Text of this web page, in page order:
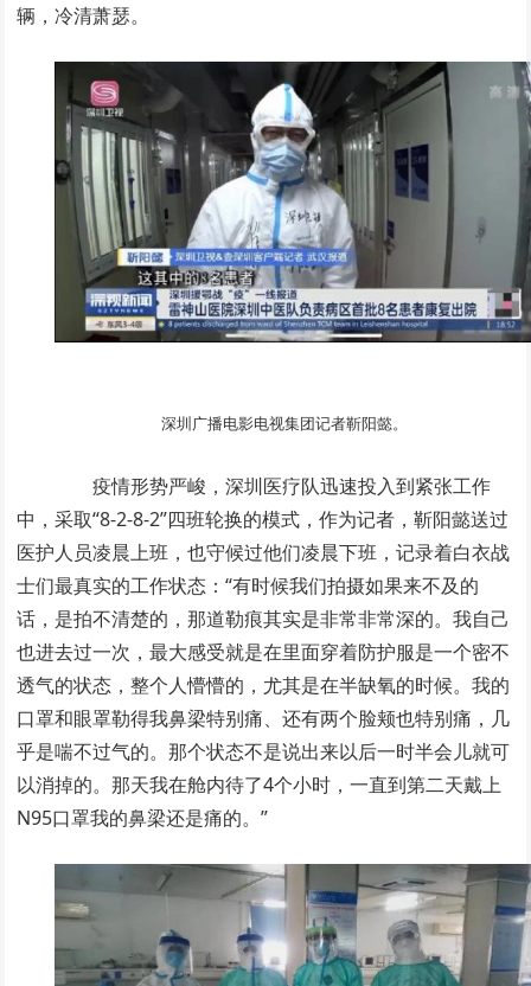
辆，冷清萧瑟。
深圳广播电影电视集团记者靳阳懿。
疫情形势严峻，深圳医疗队迅速投入到紧张工作
中，采取“8-2-8-2”四班轮换的模式，作为记者，靳阳懿送过
医护人员凌晨上班，也守候过他们凌晨下班，记录着白衣战
士们最真实的工作状态：“有时候我们拍摄如果来不及的
话，是拍不清楚的，那道勒痕其实是非常非常深的。我自己
也进去过一次，最大感受就是在里面穿着防护服是一个密不
透气的状态，整个人懵懵的，尤其是在半缺氧的时候。我的
口罩和眼罩勒得我鼻梁特别痛、还有两个脸颊也特别痛，几
乎是喘不过气的。那个状态不是说出来以后一时半会儿就可
以消掉的。那天我在舱内待了4个小时，一直到第二天戴上
N95口罩我的鼻梁还是痛的。”